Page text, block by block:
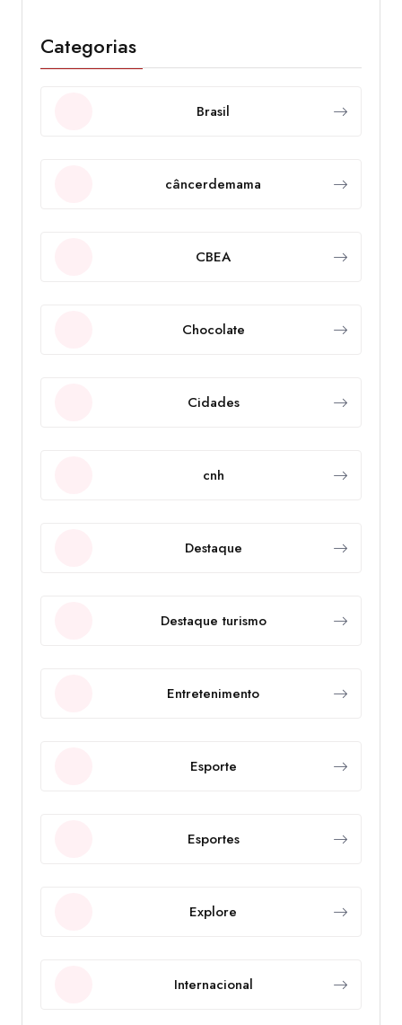
Categorias
Brasil
câncerdemama
CBEA
Chocolate
Cidades
cnh
Destaque
Destaque turismo
Entretenimento
Esporte
Esportes
Explore
Internacional